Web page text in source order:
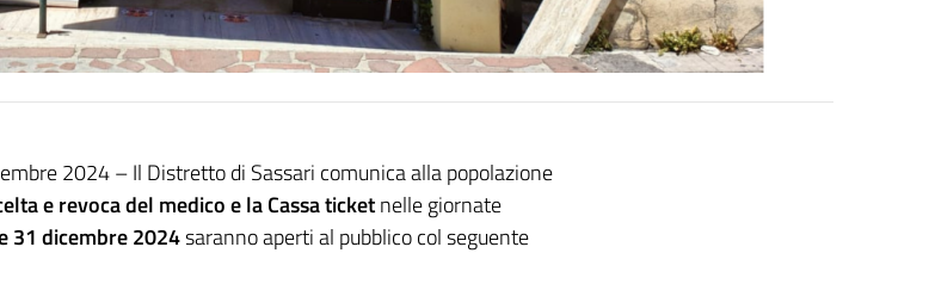
2024 – Il Distretto di Sassari comunica alla popolazione
e revoca del medico e la Cassa ticketnelle giornate
31 dicembre 2024saranno aperti al pubblico col seguente